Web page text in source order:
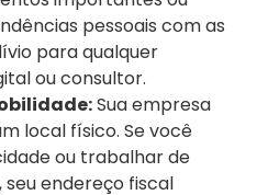
pessoais com as
para qualquer
ou consultor.
Sua empresa
local físico. Se você
ou trabalhar de
endereço fiscal